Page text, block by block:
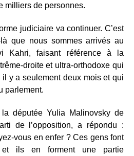
milliers de personnes.
judiciaire va continuer. C’est
que nous sommes arrivés au
Kahri, faisant référence à la
droite et ultra-orthodoxe qui
il y a seulement deux mois et qui
parlement.
députée Yulia Malinovsky de
de l’opposition, a répondu :
vous en enfer ? Ces gens font
ils en forment une partie